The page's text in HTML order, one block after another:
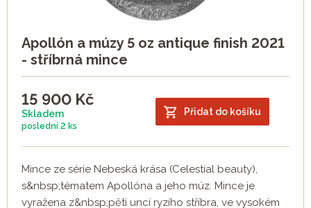
Apollón a múzy 5 oz antique finish 2021
- stříbrná mince
15 900 Kč
Skladem
poslední 2 ks
Přidat do košíku
Mince ze série Nebeská krása (Celestial beauty),
s&nbsp;tématem Apollóna a jeho múz. Mince je
vyražena z&nbsp;pěti uncí ryzího stříbra, ve vysokém